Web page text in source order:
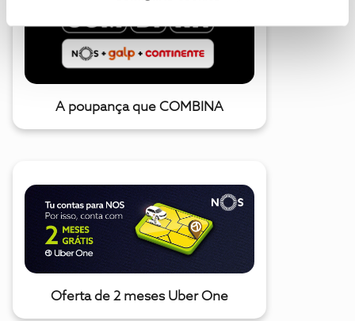
A poupança que COMBINA
Oferta de 2 meses Uber One